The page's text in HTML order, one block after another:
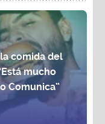
comida del
mucho
Comunica”